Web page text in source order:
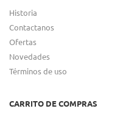
Historia
Contactanos
Ofertas
Novedades
Términos de uso
CARRITO DE COMPRAS